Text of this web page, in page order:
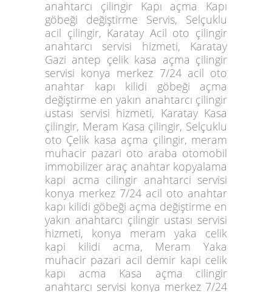
anahtarcı çilingir Kapı açma Kapı
göbeği değiştirme Servis, Selçuklu
acil çilingir, Karatay Acil oto çilingir
anahtarcı servisi hizmeti, Karatay
Gazi antep çelik kasa açma çilingir
servisi konya merkez 7/24 acil oto
anahtar kapı kilidi göbeği açma
değiştirme en yakın anahtarcı çilingir
ustası servisi hizmeti, Karatay Kasa
çilingir, Meram Kasa çilingir, Selçuklu
oto Çelik kasa açma çilingir, meram
muhacir pazari oto araba otomobil
immobilizer araç anahtar kopyalama
kapi acma cilingir anahtarci servisi
konya merkez 7/24 acil oto anahtar
kapı kilidi göbeği açma değiştirme en
yakın anahtarcı çilingir ustası servisi
hizmeti, konya meram yaka celik
kapi kilidi acma, Meram Yaka
muhacir pazari acil demir kapi celik
kapı acma Kasa açma cilingir
anahtarcı servisi konya merkez 7/24